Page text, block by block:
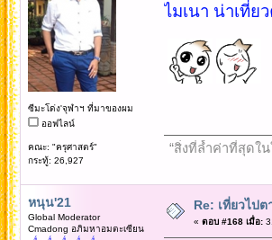
ซีมะโด่ง'จุฬาฯ ที่มาของผม
ออฟไลน์
คณะ: "ครุศาสตร์"
กระทู้: 26,927
ไมเนา น่าเที่
“สิ่งที่ล้ำค่าที่สุดใ
หนุน'21
Global Moderator
Cmadong อภิมหาอมตะเซียน
Re: เที่ยวไป
« ตอบ #168 เมื่อ: